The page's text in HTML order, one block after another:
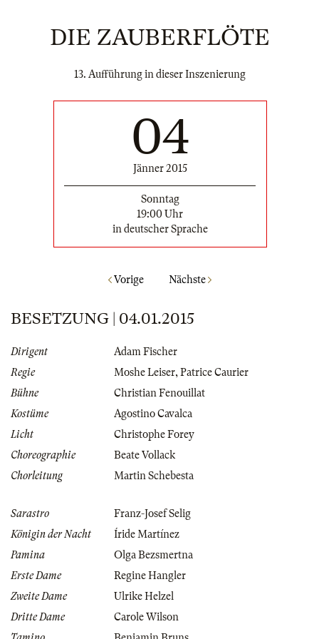
DIE ZAUBERFLÖTE
13. Aufführung in dieser Inszenierung
04
Jänner 2015
Sonntag
19:00 Uhr
in deutscher Sprache
Vorige Nächste
BESETZUNG | 04.01.2015
Dirigent
Adam Fischer
Regie
Moshe Leiser,Patrice Caurier
Bühne
Christian Fenouillat
Kostüme
Agostino Cavalca
Licht
Christophe Forey
Choreographie
Beate Vollack
Chorleitung
Martin Schebesta
Sarastro
Franz-Josef Selig
Königin der Nacht
Íride Martínez
Pamina
Olga Bezsmertna
Erste Dame
Regine Hangler
Zweite Dame
Ulrike Helzel
Dritte Dame
Carole Wilson